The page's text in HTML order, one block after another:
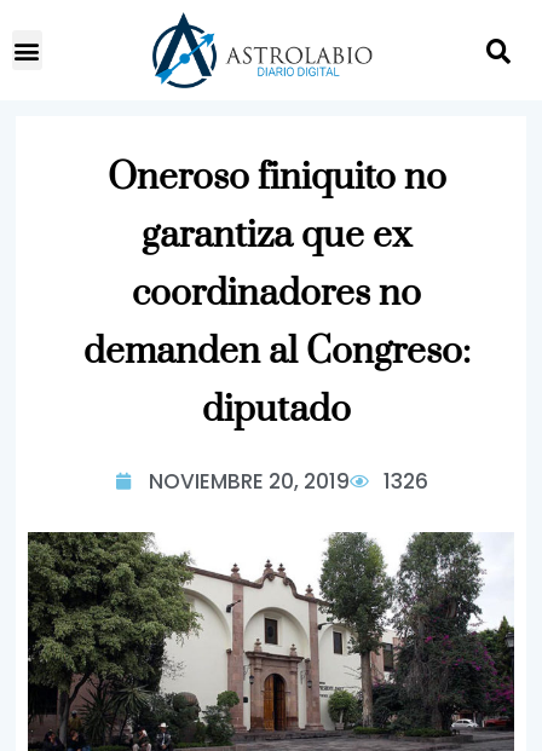
Oneroso finiquito no
garantiza que ex
coordinadores no
demanden al Congreso:
diputado
NOVIEMBRE 20, 2019 1326